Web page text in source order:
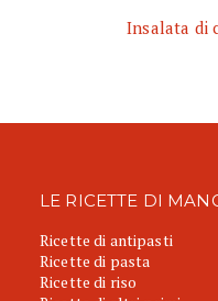
Insalata di
LE RICETTE DI
Ricette di antipasti
Ricette di pasta
Ricette di riso